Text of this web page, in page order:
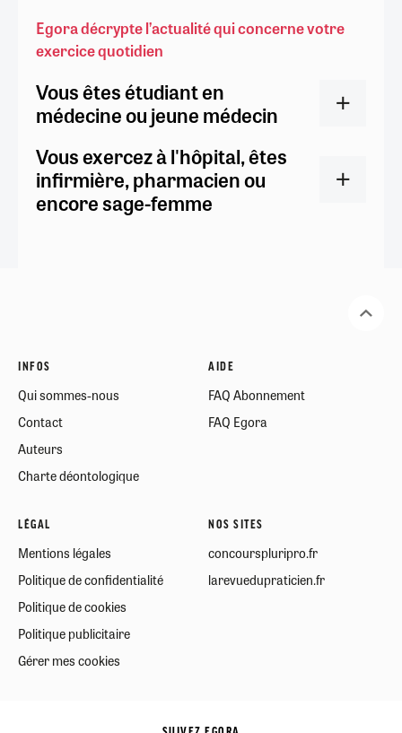
Egora décrypte l’actualité qui concerne votre
exercice quotidien
Vous êtes étudiant en
médecine ou jeune médecin
Vous exercez à l'hôpital, êtes
infirmière, pharmacien ou
encore sage-femme
INFOS
Qui sommes-nous
Contact
Auteurs
Charte déontologique
AIDE
FAQ Abonnement
FAQ Egora
LÉGAL
Mentions légales
Politique de confidentialité
Politique de cookies
Politique publicitaire
Gérer mes cookies
NOS SITES
concourspluripro.fr
larevuedupraticien.fr